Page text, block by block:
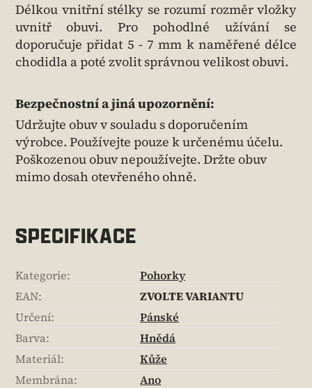
Délkou vnitřní stélky se rozumí rozměr vložky
uvnitř obuvi. Pro pohodlné užívání se
doporučuje přidat 5 - 7 mm k naměřené délce
chodidla a poté zvolit správnou velikost obuvi.
Bezpečnostní a jiná upozornění:
Udržujte obuv v souladu s doporučením
výrobce. Používejte pouze k určenému účelu.
Poškozenou obuv nepoužívejte. Držte obuv
mimo dosah otevřeného ohně.
SPECIFIKACE
Kategorie:
Pohorky
EAN:
ZVOLTE VARIANTU
Určení:
Pánské
Barva:
Hnědá
Materiál:
Kůže
Membrána: Ano